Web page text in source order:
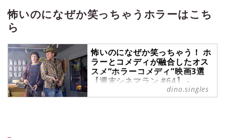
『singles』は、“おひとりさま“に焦
点を当てた情報サイトです。パート
フスタイルを紹介します。
怖いのになぜか笑っちゃうホラーはこち
ら
怖いのになぜか笑っちゃう！ ホ
ラーとコメディが融合したオス
スメ“ホラーコメディ”映画3選
【週末シネマラン #64】 -
singles （シングルス） - “おひ
とりさま”にフォーカスした情報
dino.singles